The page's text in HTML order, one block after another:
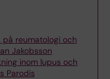
på reumatologi och
Jakobsson
inom lupus och
Parodis